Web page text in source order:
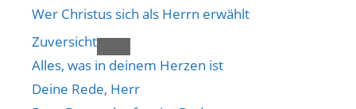
Wer Christus sich als Herrn erwählt
Zuversicht
Alles, was in deinem Herzen ist
Deine Rede, Herr